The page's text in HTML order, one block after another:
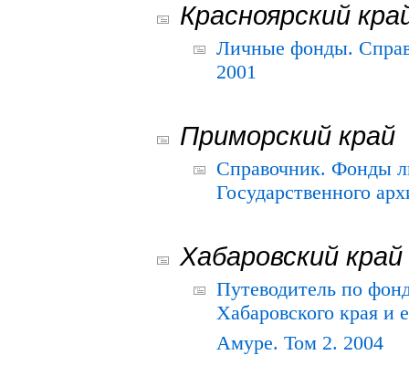
Красноярский
Личные фонды.
2001
Приморский край
Справочник. Фонды
Государственного
Хабаровский край
Путеводитель по
Хабаровского края и
Амуре. Том 2. 2004